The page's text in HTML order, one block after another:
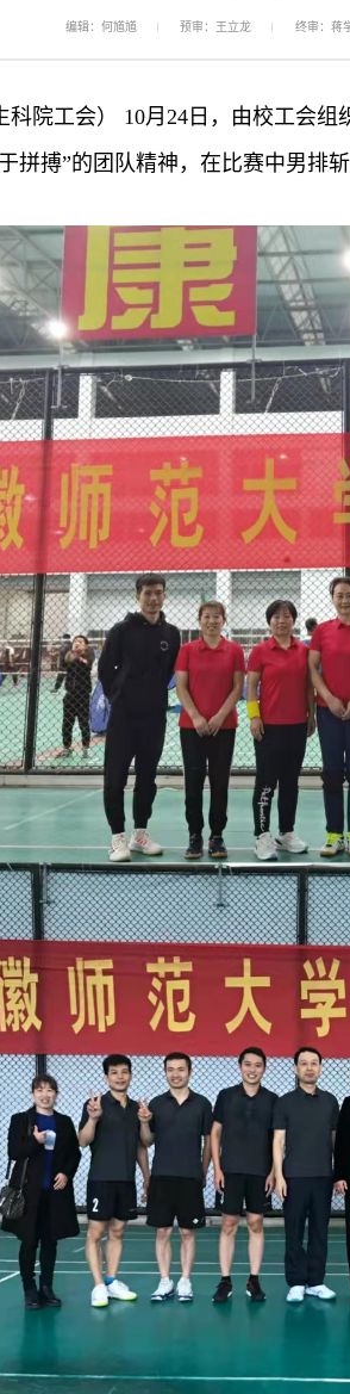
编辑：何馗馗 预审：王立龙 终审：蒋
科院工会） 10月24日，由校工会
拼搏”的团队精神，在比赛中男排